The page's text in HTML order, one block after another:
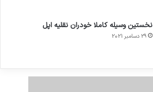
نخستین وسیله کاملا خودران نقلیه اپل
29 دسامبر 2021